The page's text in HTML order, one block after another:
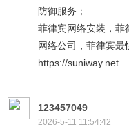
防御服务；
菲律宾网络安装，菲
网络公司，菲律宾最
https://suniway.net
123457049
2026-5-11 11:54:42